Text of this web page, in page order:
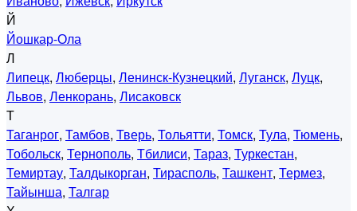
Й
Йошкар-Ола
Л
Липецк, Люберцы, Ленинск-Кузнецкий, Луганск, Луцк,
Львов, Ленкорань, Лисаковск
Т
Таганрог, Тамбов, Тверь, Тольятти, Томск, Тула, Тюмень,
Тобольск, Тернополь, Тбилиси, Тараз, Туркестан,
Темиртау, Талдыкорган, Тирасполь, Ташкент, Термез,
Тайынша, Талгар